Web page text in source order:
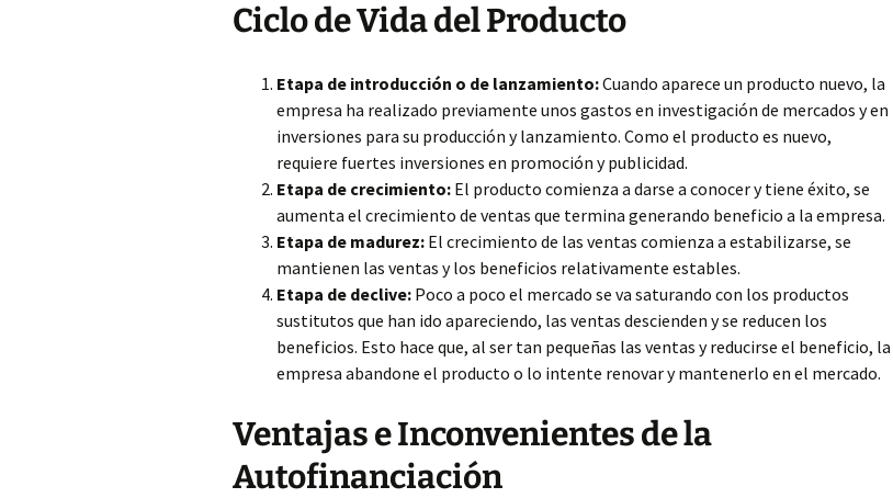
Ciclo de Vida del Producto
Etapa de introducción o de lanzamiento:Cuando aparece un producto nuevo, la
empresa ha realizado previamente unos gastos en investigación de mercados y en
inversiones para su producción y lanzamiento. Como el producto es nuevo,
requiere fuertes inversiones en promoción y publicidad.
Etapa de crecimiento: El producto comienza a darse a conocer y tiene éxito, se
aumenta el crecimiento de ventas que termina generando beneficio a la empresa.
Etapa de madurez: El crecimiento de las ventas comienza a estabilizarse, se
mantienen las ventas y los beneficios relativamente estables.
Etapa de declive: Poco a poco el mercado se va saturando con los productos
sustitutos que han ido apareciendo, las ventas descienden y se reducen los
beneficios. Esto hace que, al ser tan pequeñas las ventas y reducirse el beneficio, la
empresa abandone el producto o lo intente renovar y mantenerlo en el mercado.
Ventajas e Inconvenientes de la
Autofinanciación